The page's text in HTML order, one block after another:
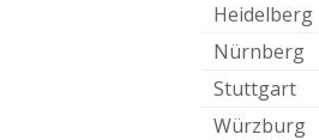
Heidelberg
Nürnberg
Stuttgart
Würzburg